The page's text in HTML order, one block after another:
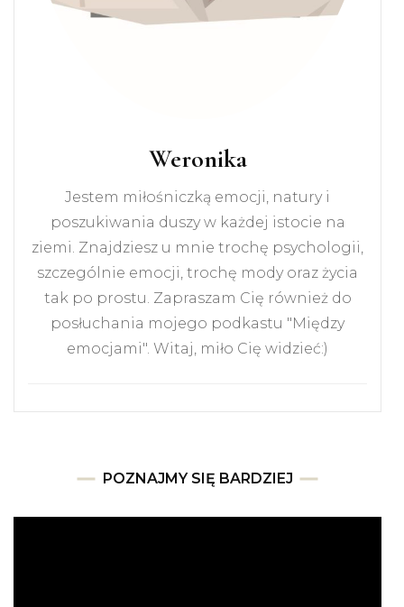
Weronika
Jestem miłośniczką emocji, natury i
poszukiwania duszy w każdej istocie na
ziemi. Znajdziesz u mnie trochę psychologii,
szczególnie emocji, trochę mody oraz życia
tak po prostu. Zapraszam Cię również do
posłuchania mojego podkastu "Między
emocjami". Witaj, miło Cię widzieć:)
POZNAJMY SIĘ BARDZIEJ